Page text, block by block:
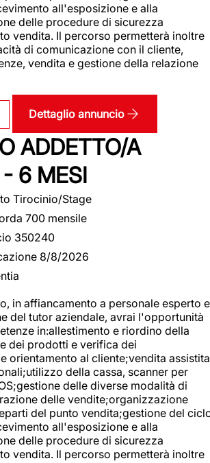
all'esposizione e alla
delle procedure di sicurezza
vendita. Il percorso permetterà inoltre
di comunicazione con il cliente,
vendita e gestione della relazione
Dettaglio annuncio
ADDETTO/A
6 MESI
Tirocinio/Stage
700 mensile
350240
8/8/2026
in affiancamento a personale esperto e
del tutor aziendale, avrai l'opportunità
in:allestimento e riordino della
dei prodotti e verifica dei
orientamento al cliente;vendita assistita
della cassa, scanner per
delle diverse modalità di
delle vendite;organizzazione
del punto vendita;gestione del
all'esposizione e alla
delle procedure di sicurezza
vendita. Il percorso permetterà inoltre